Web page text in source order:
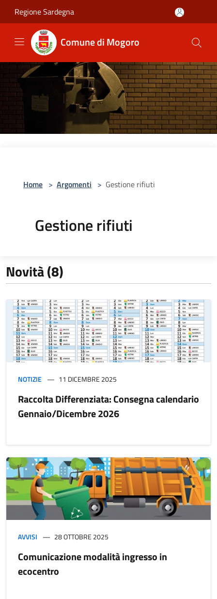
Regione Sardegna
Comune di Mogoro
Home > Argomenti > Gestione rifiuti
Gestione rifiuti
Novità (8)
NOTIZIE 11 DICEMBRE 2025
Raccolta Differenziata: Consegna calendario
Gennaio/Dicembre 2026
AVVISI 28 OTTOBRE 2025
Comunicazione modalità ingresso in
ecocentro